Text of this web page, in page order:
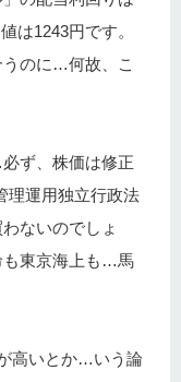
は1243円です。
のに…何故、こ
ず、株価は修正
理運用独立行政法
ないのでしょ
も東京海上も…馬
高いとか…いう論